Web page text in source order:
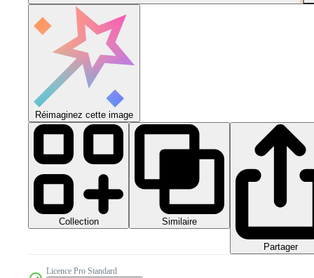
Réimaginez cette image
Collection Similaire
Partager
Licence Pro Standard